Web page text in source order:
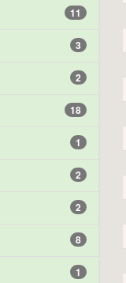
11
3
2
18
1
2
2
8
1